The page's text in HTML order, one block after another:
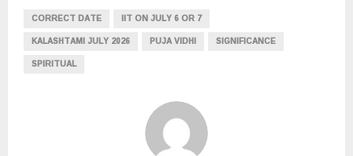
CORRECT DATE
IIT ON JULY 6 OR 7
KALASHTAMI JULY 2026
PUJA VIDHI
SIGNIFICANCE
SPIRITUAL